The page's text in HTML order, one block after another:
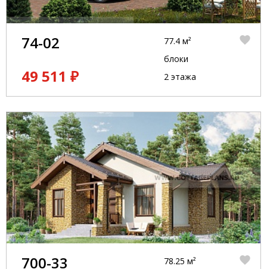
74-02
49 511 ₽
77.4 м²
блоки
2 этажа
700-33
78.25 м²